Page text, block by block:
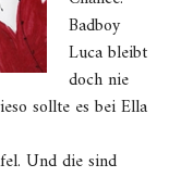
Badboy
Luca bleibt
doch nie
sollte es bei Ella
Und die sind